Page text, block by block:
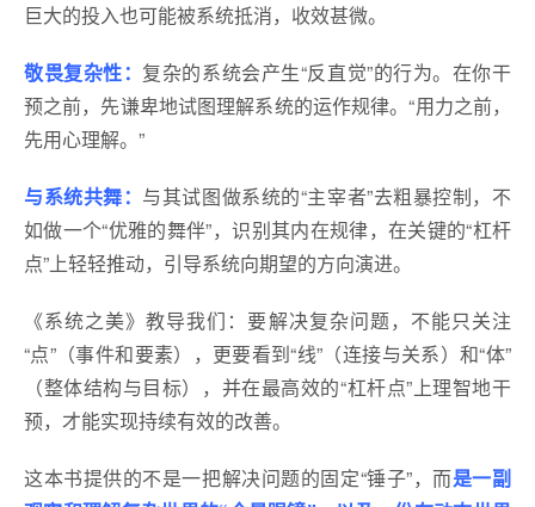
巨大的投入也可能被系统抵消，收效甚微。
敬畏复杂性： 复杂的系统会产生“反直觉”的行为。在你干
预之前，先谦卑地试图理解系统的运作规律。“用力之前，
先用心理解。”
与系统共舞： 与其试图做系统的“主宰者”去粗暴控制，不
如做一个“优雅的舞伴”，识别其内在规律，在关键的“杠杆
点”上轻轻推动，引导系统向期望的方向演进。
《系统之美》教导我们：要解决复杂问题，不能只关注
“点”（事件和要素），更要看到“线”（连接与关系）和“体”
（整体结构与目标），并在最高效的“杠杆点”上理智地干
预，才能实现持续有效的改善。
这本书提供的不是一把解决问题的固定“锤子”，而是一副